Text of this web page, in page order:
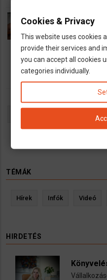
Milyen
adóból?
12 August 2025
Több lehetőség
Oldal
5
TÉMÁK
Hírek Infók Videó
HIRDETÉS
Cookies & Privacy
This website uses cookies
provide their services and
you can accept all cookies
categories individually.